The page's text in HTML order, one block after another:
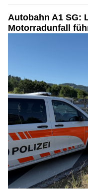
Autobahn A1 SG:
Motorradunfall